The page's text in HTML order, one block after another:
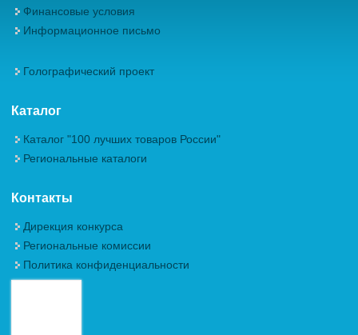
Финансовые условия
Информационное письмо
Голографический проект
Каталог
Каталог "100 лучших товаров России"
Региональные каталоги
Контакты
Дирекция конкурса
Региональные комиссии
Политика конфиденциальности